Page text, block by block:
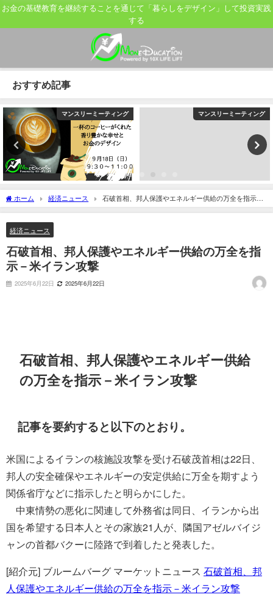
お金の基礎教育を継続することを通じて「暮らしをデザイン」して投資実践
する
おすすめ記事
マンスリーミーティング マンスリーミーティング
ホーム 経済ニュース
石破首相、邦人保護やエネルギー供給の万全を指示－
米イラン攻撃
経済ニュース
石破首相、邦人保護やエネルギー供給の万全を指
示－米イラン攻撃
2025年6月22日 2025年6月22日
石破首相、邦人保護やエネルギー供給
の万全を指示－米イラン攻撃
記事を要約すると以下のとおり。
米国によるイランの核施設攻撃を受け石破茂首相は22日、
邦人の安全確保やエネルギーの安定供給に万全を期すよう
関係省庁などに指示したと明らかにした。
中東情勢の悪化に関連して外務省は同日、イランから出
国を希望する日本人とその家族21人が、隣国アゼルバイジ
ャンの首都バクーに陸路で到着したと発表した。
[紹介元] ブルームバーグ マーケットニュース 石破首相、邦
人保護やエネルギー供給の万全を指示－米イラン攻撃